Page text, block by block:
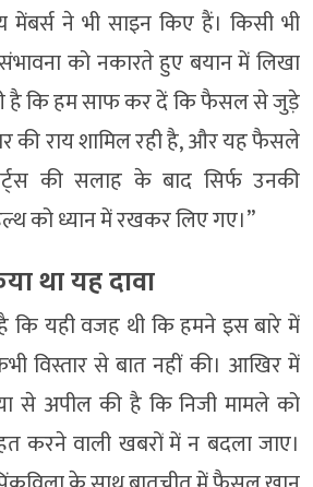
ने भी साइन किए हैं। किसी भी
को नकारते हुए बयान में लिखा
है कि हम साफ कर दें कि फैसल से जुड़े
की राय शामिल रही है, और यह फैसले
की सलाह के बाद सिर्फ उनकी
को ध्यान में रखकर लिए गए।”
था यह दावा
कि यही वजह थी कि हमने इस बारे में
विस्तार से बात नहीं की। आखिर में
से अपील की है कि निजी मामले को
वाली खबरों में न बदला जाए।